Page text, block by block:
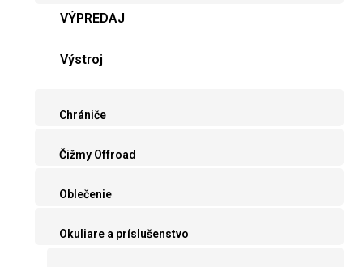
VÝPREDAJ
Výstroj
Chrániče
Čižmy Offroad
Oblečenie
Okuliare a príslušenstvo